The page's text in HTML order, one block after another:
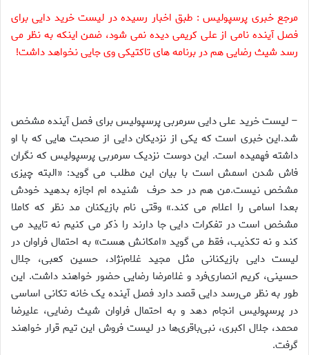
مرجع خبری پرسپولیس : طبق اخبار رسیده در لیست خرید دایی برای
فصل آینده نامی از علی کریمی دیده نمی شود، ضمن اینکه به نظر می
رسد شیث رضایی هم در برنامه های تاکتیکی وی جایی نخواهد داشت!
– لیست خرید علی دایی سرمربی پرسپولیس برای فصل آینده مشخص
شد.این خبری است که یکی از نزدیکان دایی از صحبت هایی که با او
داشته فهمیده است. این دوست نزدیک سرمربی پرسپولیس که نگران
فاش شدن اسمش است با بیان این مطلب می گوید: «البته چیزی
مشخص نیست.من هم در حد حرف شنیده ام اجازه بدهید خودش
بعدا اسامی را اعلام می کند.» وقتی نام بازیکنان مد نظر که کاملا
مشخص است در تفکرات دایی جا دارند را ذکر می کنیم نه تایید می
کند و نه تکذیب، فقط می گوید «امکانش هست» به احتمال فراوان در
لیست دایی بازیکنانی مثل مجید غلام‌نژاد، حسین کعبی، جلال
حسینی، کریم انصاری‌فرد و غلامرضا رضایی حضور خواهند داشت. این
طور به نظر می‌رسد دایی قصد دارد فصل آینده یک خانه تکانی اساسی
در پرسپولیس انجام دهد و به احتمال فراوان شیث رضایی، علیرضا
محمد، جلال اکبری، نبی‌باقری‌ها در لیست فروش این تیم قرار خواهند
گرفت.